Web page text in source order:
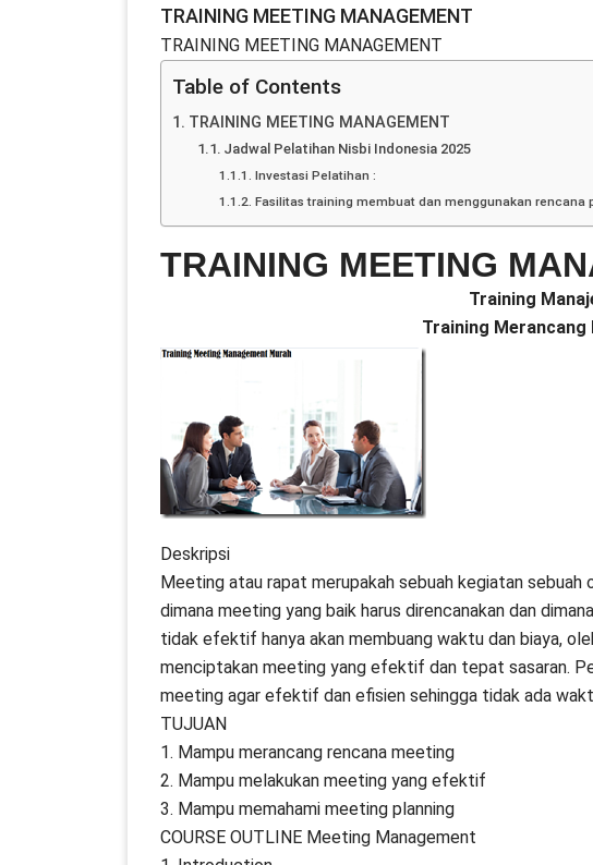
TRAINING MEETING MANAGEMENT
TRAINING MEETING MANAGEMENT
Table of Contents
TRAINING MEETING MANAGEMENT
Jadwal Pelatihan Nisbi Indonesia 2025
Investasi Pelatihan :
Fasilitas training membuat dan menggunakan rencana
TRAINING MEETING
Training
Training Merancang
Deskripsi
Meeting atau rapat merupakah sebuah kegiatan sebuah
dimana meeting yang baik harus direncanakan dan
tidak efektif hanya akan membuang waktu dan biaya,
menciptakan meeting yang efektif dan tepat sasaran.
meeting agar efektif dan efisien sehingga tidak ada
TUJUAN
1. Mampu merancang rencana meeting
2. Mampu melakukan meeting yang efektif
3. Mampu memahami meeting planning
COURSE OUTLINE Meeting Management